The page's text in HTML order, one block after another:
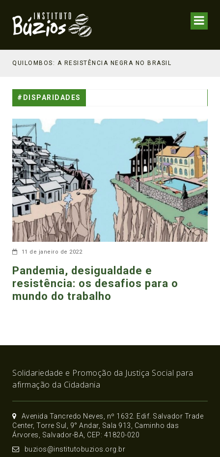
QUILOMBOS: A RESISTÊNCIA NEGRA NO BRASIL
#DISPARIDADES
11 de janeiro de 2022
Pandemia, desigualdade e
resistência: os desafios para o
mundo do trabalho
Solidariedade e Promoção da Justiça Social para
afirmação da Cidadania
Avenida Tancredo Neves, nº 1632. Edif. Salvador Trade
Center, Torre Sul, 9° Andar, Sala 913, Caminho das
Árvores, Salvador-BA, CEP: 41820-020
buzios@institutobuzios.org.br